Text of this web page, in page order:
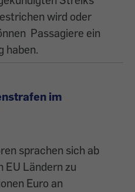
wird oder
Passagiere ein
haben.
im
sprachen sich ab
EU Ländern zu
Euro an